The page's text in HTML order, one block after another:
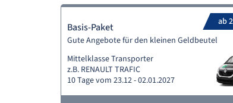
ab
Basis-Paket
Gute Angebote für den kleinen Geldbeutel
Mittelklasse Transporter
z.B. RENAULT TRAFIC
10 Tage vom 23.12 - 02.01.2027